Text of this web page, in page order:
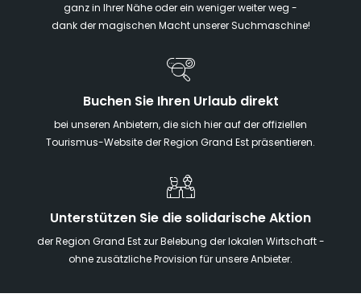
ganz in Ihrer Nähe oder ein weniger weiter weg -
dank der magischen Macht unserer Suchmaschine!
Buchen Sie Ihren Urlaub direkt
bei unseren Anbietern, die sich hier auf der offiziellen
Tourismus-Website der Region Grand Est präsentieren.
Unterstützen Sie die solidarische Aktion
der Region Grand Est zur Belebung der lokalen Wirtschaft -
ohne zusätzliche Provision für unsere Anbieter.